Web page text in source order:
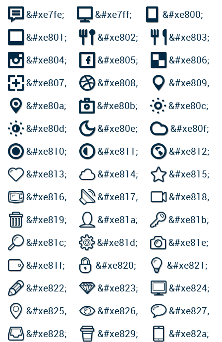
 &#xe7fe;  &#xe7ff;  &#xe800;
 &#xe801; &#xe802;  &#xe803;
 &#xe804;  &#xe805;  &#xe806;
&#xe807; &#xe808;  &#xe809;
 &#xe80a; &#xe80b; &#xe80c;
&#xe80d; &#xe80e; &#xe80f;
&#xe810; &#xe811; &#xe812;
&#xe813; &#xe814; &#xe815;
&#xe816; &#xe817; &#xe818;
 &#xe819;  &#xe81a; &#xe81b;
&#xe81c; &#xe81d; &#xe81e;
&#xe81f;  &#xe820;  &#xe821;
&#xe822; &#xe823;  &#xe824;
 &#xe825; &#xe826; &#xe827;
&#xe828;  &#xe829;  &#xe82a;